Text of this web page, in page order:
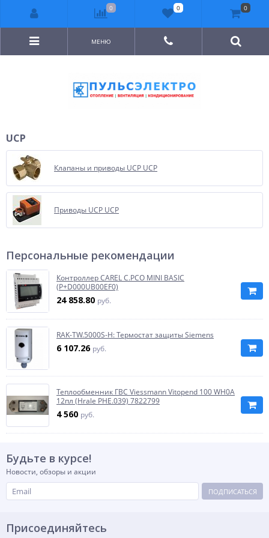
МЕНЮ
UCP
Клапаны и приводы UCP UCP
Приводы UCP UCP
Персональные рекомендации
Контроллер CAREL C.PCO MINI BASIC
(P+D000UB00EF0)
24 858.80 руб.
RAK-TW.5000S-H: Термостат защиты Siemens
6 107.26 руб.
Теплообменник ГВС Viessmann Vitopend 100 WH0A
12пл (Hrale PHE.039) 7822799
4 560 руб.
Будьте в курсе!
Новости, обзоры и акции
ПОДПИСАТЬСЯ
Присоединяйтесь
0 0 0